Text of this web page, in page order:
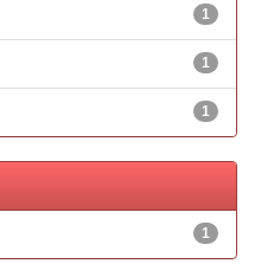
1
1
1
1